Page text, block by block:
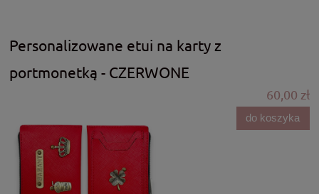
Personalizowane etui na karty z
portmonetką - CZERWONE
60,00 zł
do koszyka